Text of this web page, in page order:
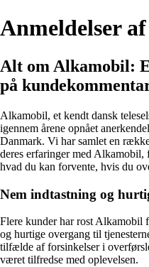
Anmeldelser
Alt om Alkamobil:
på
Alkamobil, et kendt dansk
igennem årene opnået
Danmark. Vi har samlet en
deres erfaringer med
hvad du kan forvente, hvis du
Nem indtastning og
Flere kunder har rost Alkamobil
og hurtige overgang til
tilfælde af forsinkelser i
været tilfredse med oplevelsen.